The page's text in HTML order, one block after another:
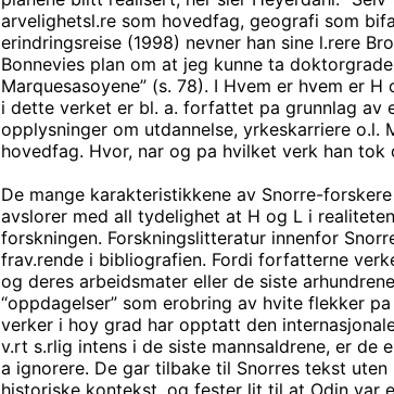
arvelighetsl.re som hovedfag, geografi som
erindringsreise (1998) nevner han sine l.rere
Bonnevies plan om at jeg kunne ta
Marquesasoyene” (s. 78). I Hvem er hvem er
i dette verket er bl. a. forfattet pa grunnlag av
opplysninger om utdannelse, yrkeskarriere
hovedfag. Hvor, nar og pa hvilket verk han
De mange karakteristikkene av Snorre-
avslorer med all tydelighet at H og L i
forskningen. Forskningslitteratur innenfor
frav.rende i bibliografien. Fordi forfatterne
og deres arbeidsmater eller de siste
“oppdagelser” som erobring av hvite flekker
verker i hoy grad har opptatt den
v.rt s.rlig intens i de siste mannsaldrene, er de
a ignorere. De gar tilbake til Snorres tekst
historiske kontekst, og fester lit til at Odin var